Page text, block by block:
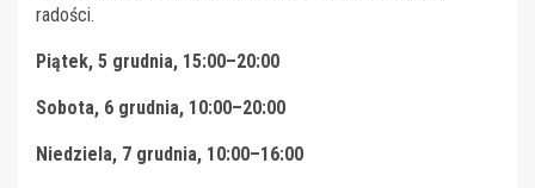
radości.
Piątek, 5 grudnia, 15:00–20:00
Sobota, 6 grudnia, 10:00–20:00
Niedziela, 7 grudnia, 10:00–16:00